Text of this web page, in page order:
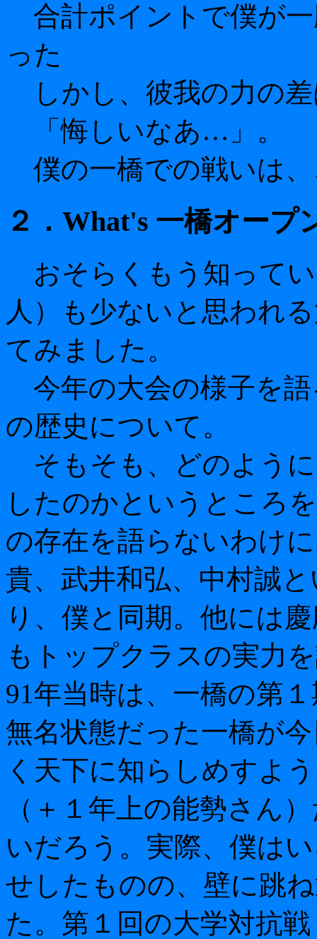
合計ポイントで僕が
った
しかし、彼我の力の
「悔しいなあ…」。
僕の一橋での戦いは
２．What's 一橋オープ
おそらくもう知って
人）も少ないと思われ
てみました。
今年の大会の様子を
の歴史について。
そもそも、どのよう
したのかというところ
の存在を語らないわけ
貴、武井和弘、中村誠
り、僕と同期。他には
もトップクラスの実力
91年当時は、一橋の第
無名状態だった一橋が
く天下に知らしめすよ
（＋１年上の能勢さん
いだろう。実際、僕は
せしたものの、壁に跳
た。第１回の大学対抗